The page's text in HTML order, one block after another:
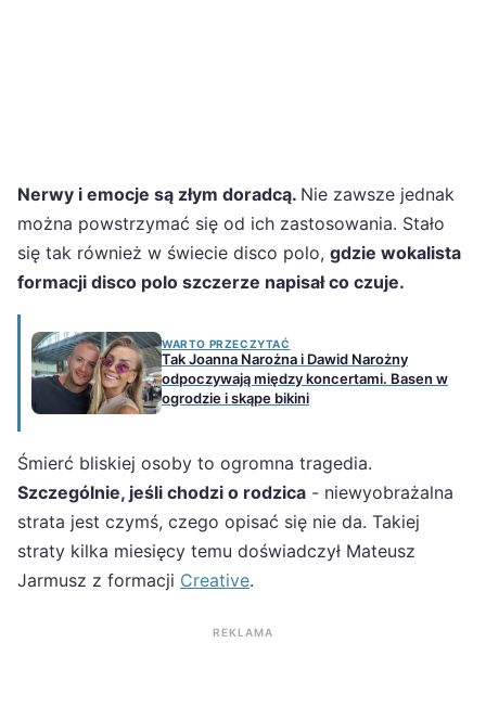
Nerwy i emocje są złym doradcą. Nie zawsze jednak
można powstrzymać się od ich zastosowania. Stało
się tak również w świecie disco polo, gdzie wokalista
formacji disco polo szczerze napisał co czuje.
WARTO PRZECZYTAĆ
Tak Joanna Narożna i Dawid Narożny
odpoczywają między koncertami. Basen w
ogrodzie i skąpe bikini
Śmierć bliskiej osoby to ogromna tragedia.
Szczególnie, jeśli chodzi o rodzica - niewyobrażalna
strata jest czymś, czego opisać się nie da. Takiej
straty kilka miesięcy temu doświadczył Mateusz
Jarmusz z formacji Creative.
REKLAMA